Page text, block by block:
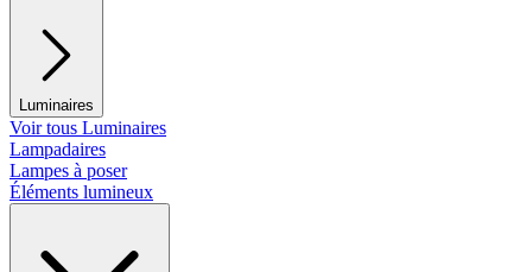
Luminaires
Voir tous Luminaires
Lampadaires
Lampes à poser
Éléments lumineux